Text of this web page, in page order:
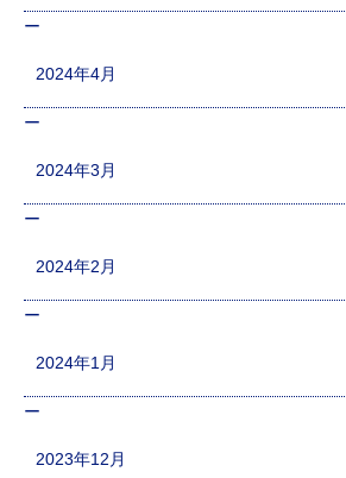
2024年4月
2024年3月
2024年2月
2024年1月
2023年12月